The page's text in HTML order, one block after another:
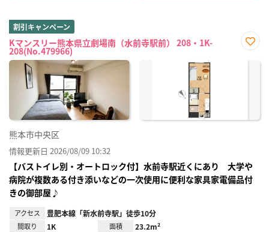
割引キャンペーン
Kマンスリー熊本県立劇場南（水前寺駅前） 208・1K-
208(No.479966)
に入
熊本市中央区
情報更新日 2026/08/09 10:32
【バストイレ別・オートロック付】水前寺駅近くにあり 大学や
病院が複数ある付き添いなどの一次使用に便利な家具家電備品付
きの御部屋♪
アクセス 豊肥本線「新水前寺駅」徒歩10分
間取り 1K 面積 23.2m²